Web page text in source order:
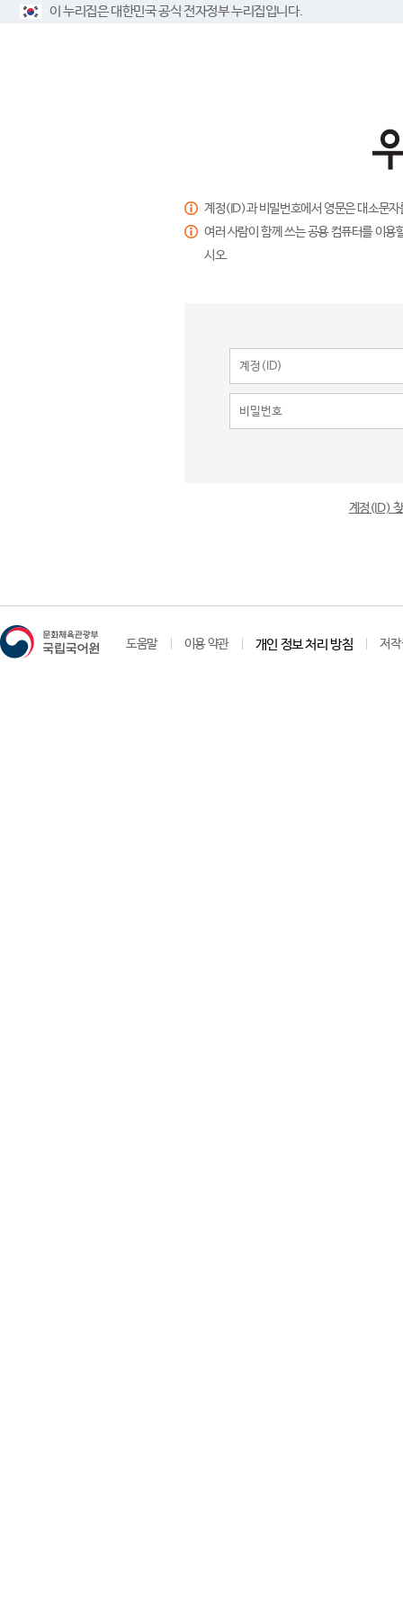
이 누리집은 대한민국 공식 전자정부 누리집입니다.
계정(ID)과 비밀번호에서 영문은 대소문
여러 사람이 함께 쓰는 공용 컴퓨터를 이
시오.
계정(ID)
도움말 이용 약관 개인 정보 처리 방침 저